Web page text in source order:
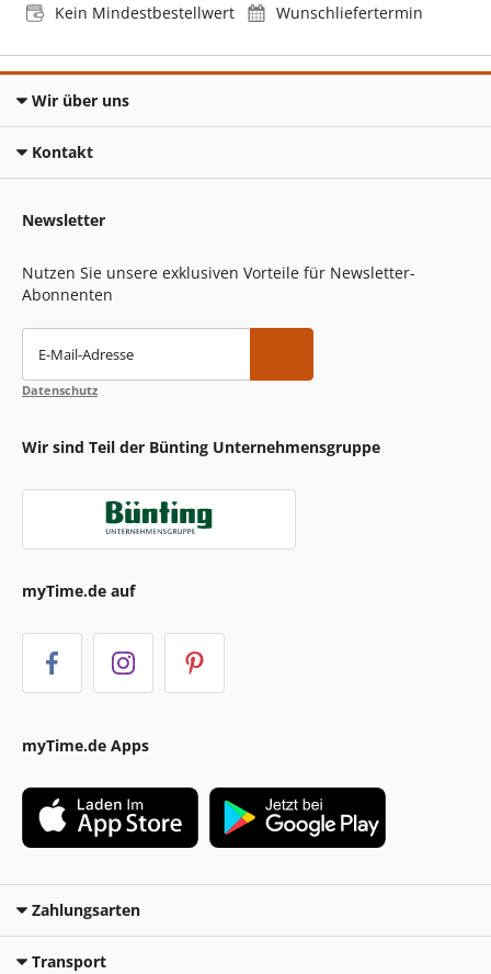
Kein Mindestbestellwert
Wunschliefertermin
Wir über uns
Kontakt
Newsletter
Nutzen Sie unsere exklusiven Vorteile für Newsletter-
Abonnenten
E-Mail-Adresse
Datenschutz
Wir sind Teil der Bünting Unternehmensgruppe
myTime.de auf
myTime.de Apps
Zahlungsarten
Transport